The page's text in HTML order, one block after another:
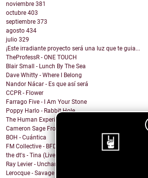
noviembre 381
octubre 403
septiembre 373
agosto 434
julio 329
¡Este irradiante proyecto será una luz que te guia...
TheProfessR - ONE TOUCH
Blair Small - Lunch By The Sea
Dave Whitty - Where I Belong
Nandor Nácar - Es que así será
CCPR - Flower
Farrago Five - I Am Your Stone
Poppy Harlo - Rabbit Hole
The Human Experience - THIS ISN'T REAL (and i call...
Cameron Sage From - You Won
BOH - Cuántica
FM Collective - BFD
the dt's - Tina (Live at Lakehouse Studios)
Ray Levier - Uncharted Destiny
Lerocque - Savage